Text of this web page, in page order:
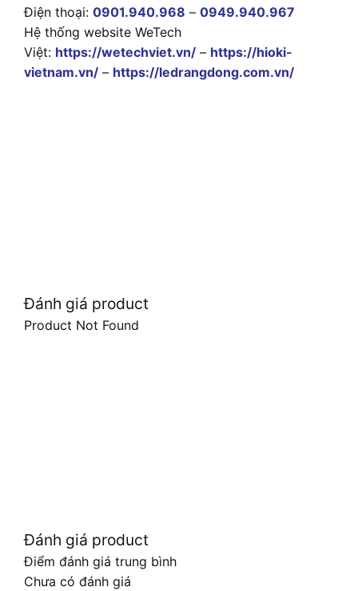
Điện thoại: 0901.940.968 – 0949.940.967
Hệ thống website WeTech
Việt: https://wetechviet.vn/ – https://hioki-
vietnam.vn/ – https://ledrangdong.com.vn/
Đánh giá product
Product Not Found
Đánh giá product
Điểm đánh giá trung bình
Chưa có đánh giá